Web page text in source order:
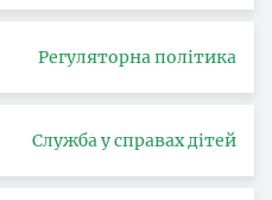
Регуляторна політика
Служба у справах дітей